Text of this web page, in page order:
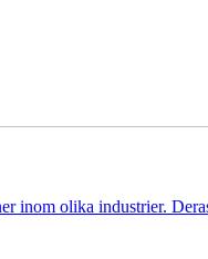
olika industrier.